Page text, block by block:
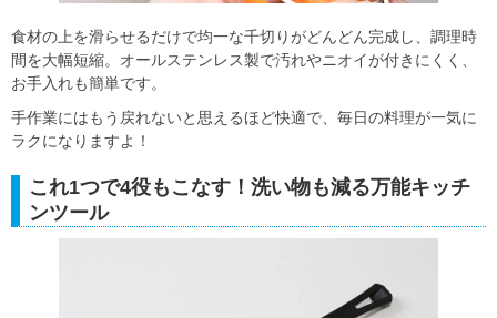
食材の上を滑らせるだけで均一な千切りがどんどん完成し、調理時
間を大幅短縮。オールステンレス製で汚れやニオイが付きにくく、
お手入れも簡単です。
手作業にはもう戻れないと思えるほど快適で、毎日の料理が一気に
ラクになりますよ！
これ1つで4役もこなす！洗い物も減る万能キッチ
ンツール